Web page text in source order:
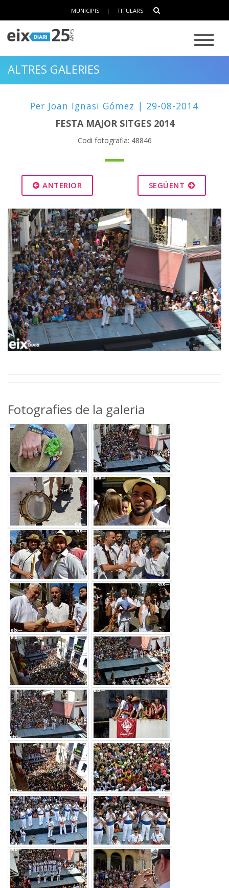
MUNICIPIS | TITULARS
ALTRES GALERIES
Per Joan Ignasi Gómez | 29-08-2014
FESTA MAJOR SITGES 2014
Codi fotografia: 48846
ANTERIOR SEGÜENT
Fotografies de la galeria